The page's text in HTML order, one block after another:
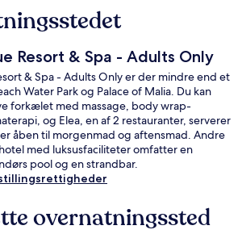
Resort & Spa - Adults Only
& Spa - Adults Only er der mindre end et
Water Park og Palace of Malia. Du kan
forkælet med massage, body wrap-
og Elea, en af 2 restauranter, serverer
åben til morgenmad og aftensmad. Andre
med luksusfaciliteter omfatter en
pool og en strandbar.
overnatningssted